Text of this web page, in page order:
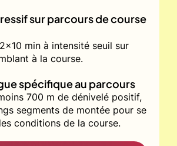
sur parcours de course
min à intensité seuil sur
à la course.
spécifique au parcours
700 m de dénivelé positif,
segments de montée pour se
conditions de la course.